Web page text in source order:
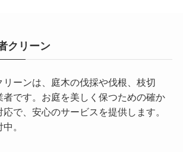
クリーン
リーンは、庭木の伐採や伐根、枝切
者です。お庭を美しく保つための確か
で、安心のサービスを提供します。
。